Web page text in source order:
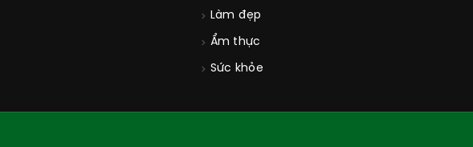
Làm đẹp
Ẩm thực
Sức khỏe